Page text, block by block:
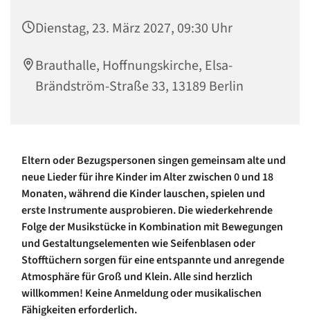
Dienstag, 23. März 2027, 09:30 Uhr
Brauthalle, Hoffnungskirche, Elsa-
Brändström-Straße 33, 13189 Berlin
Eltern oder Bezugspersonen singen gemeinsam alte und
neue Lieder für ihre Kinder im Alter zwischen 0 und 18
Monaten, während die Kinder lauschen, spielen und
erste Instrumente ausprobieren. Die wiederkehrende
Folge der Musikstücke in Kombination mit Bewegungen
und Gestaltungselementen wie Seifenblasen oder
Stofftüchern sorgen für eine entspannte und anregende
Atmosphäre für Groß und Klein. Alle sind herzlich
willkommen! Keine Anmeldung oder musikalischen
Fähigkeiten erforderlich.